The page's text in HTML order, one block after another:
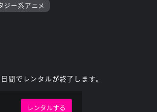
ジー系アニメ
間でレンタルが終了します。
レンタルする